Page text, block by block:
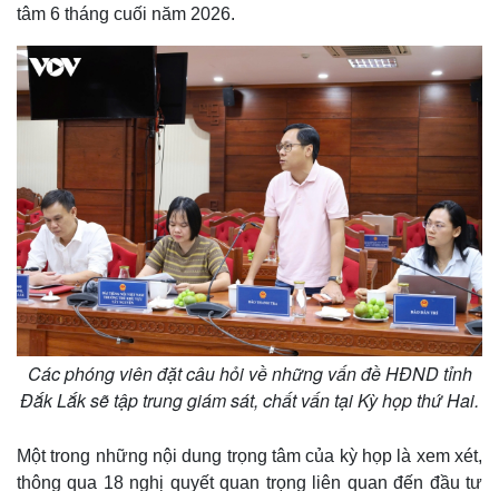
n
i
i
m
e
tâm 6 tháng cuối năm 2026.
Các phóng viên đặt câu hỏi về những vấn đề HĐND tỉnh
Đắk Lắk sẽ tập trung giám sát, chất vấn tại Kỳ họp thứ Hai.
Một trong những nội dung trọng tâm của kỳ họp là xem xét,
thông qua 18 nghị quyết quan trọng liên quan đến đầu tư